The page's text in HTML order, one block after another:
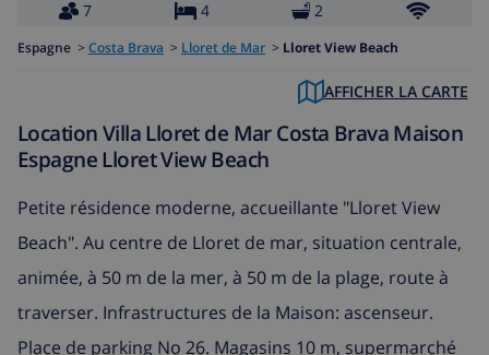
7
4 2
Espagne > Costa Brava > Lloret de Mar > Lloret View Beach
AFFICHER LA CARTE
Location Villa Lloret de Mar Costa Brava Maison
Espagne Lloret View Beach
Petite résidence moderne, accueillante "Lloret View
Beach". Au centre de Lloret de mar, situation centrale,
animée, à 50 m de la mer, à 50 m de la plage, route à
traverser. Infrastructures de la Maison: ascenseur.
Place de parking No 26. Magasins 10 m, supermarché